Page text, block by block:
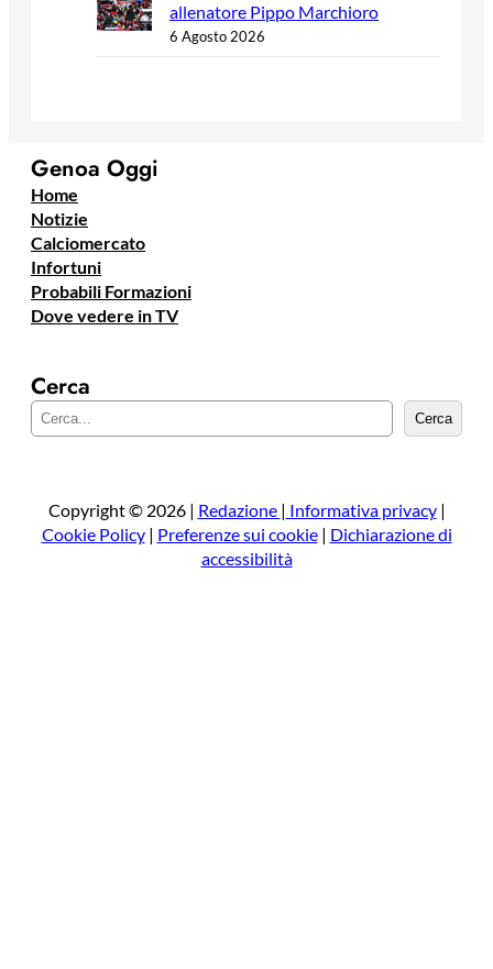
allenatore Pippo Marchioro
6 Agosto 2026
Genoa Oggi
Home
Notizie
Calciomercato
Infortuni
Probabili Formazioni
Dove vedere in TV
Cerca
e
a
Cerca
Copyright © 2026 | Redazione | Informativa privacy|
Cookie Policy| Preferenze sui cookie| Dichiarazione di
accessibilità